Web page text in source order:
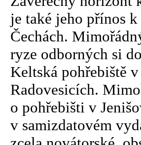
je také jeho přínos
Čechách.
ryze odborných si
Keltská pohřebiště
Radovesicích.
o pohřebišti v
v samizdatovém